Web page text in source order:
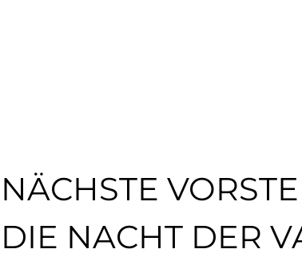
NÄCHSTE
DIE NACHT DER